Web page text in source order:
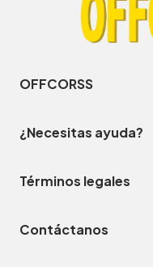
OFFCORSS
¿Necesitas ayuda?
Términos legales
Contáctanos